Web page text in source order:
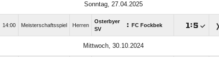
Sonntag, 27.04.2025
14:00 Meisterschaftsspiel Herren
Osterbyer
SV
: FC Fockbek :
Mittwoch, 30.10.2024